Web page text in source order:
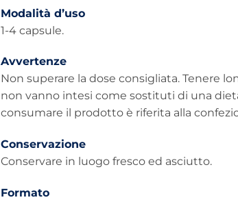
Modalità d’uso
1-4 capsule.
Avvertenze
Non superare la dose consigliata. Tenere
non vanno intesi come sostituti di una
consumare il prodotto è riferita alla
Conservazione
Conservare in luogo fresco ed asciutto.
Formato